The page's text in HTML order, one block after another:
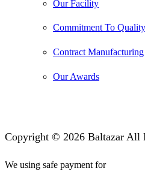
Our Facility
Commitment To Quality
Contract Manufacturing
Our Awards
Copyright © 2026 Baltazar All
We using safe payment for